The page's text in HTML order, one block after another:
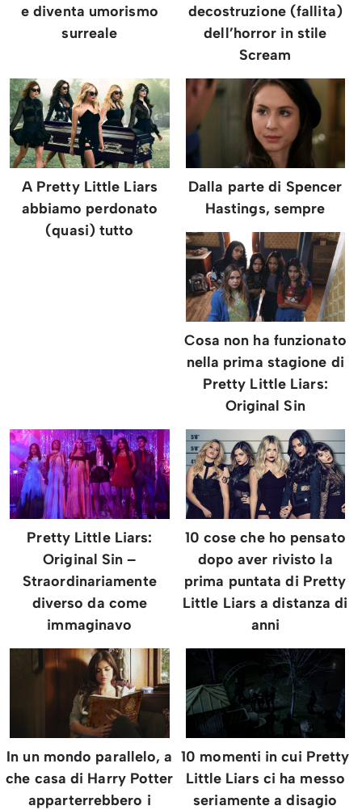
e diventa umorismo
surreale
decostruzione (fallita)
dell’horror in stile
Scream
A Pretty Little Liars
abbiamo perdonato
(quasi) tutto
Dalla parte di Spencer
Hastings, sempre
Cosa non ha funzionato
nella prima stagione di
Pretty Little Liars:
Original Sin
Pretty Little Liars:
Original Sin –
Straordinariamente
diverso da come
immaginavo
10 cose che ho pensato
dopo aver rivisto la
prima puntata di Pretty
Little Liars a distanza di
anni
In un mondo parallelo, a
che casa di Harry Potter
apparterrebbero i
10 momenti in cui Pretty
Little Liars ci ha messo
seriamente a disagio